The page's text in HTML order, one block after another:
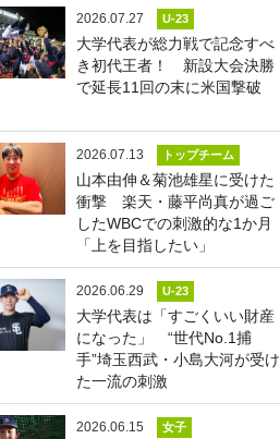
2026.07.27 U-23
大学代表が総力戦で記念すべ
き初代王者！ 新設大会決勝
で延長11回の末に米国撃破
2026.07.13 トップチーム
山本由伸＆菊池雄星に受けた
衝撃 楽天・藤平尚真が過ご
したWBCでの刺激的な1か月
「上を目指したい」
2026.06.29 U-23
大学代表は「すごくいい財産
になった」 “世代No.1捕
手”埼玉西武・小島大河が受け
た一流の刺激
2026.06.15 女子